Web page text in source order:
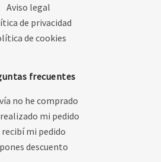
Aviso legal
de privacidad
de cookies
frecuentes
no he comprado
realizado mi pedido
recibí mi pedido
descuento